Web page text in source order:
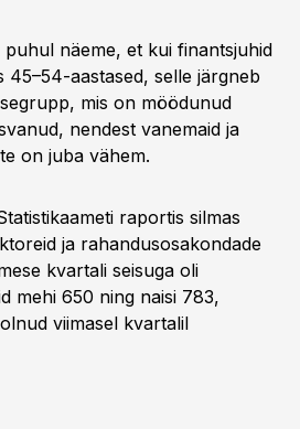
puhul näeme, et kui finantsjuhid
45–54-aastased, selle järgneb
mis on möödunud
nendest vanemaid ja
on juba vähem.
raportis silmas
ja rahandusosakondade
kvartali seisuga oli
mehi 650 ning naisi 783,
viimasel kvartalil